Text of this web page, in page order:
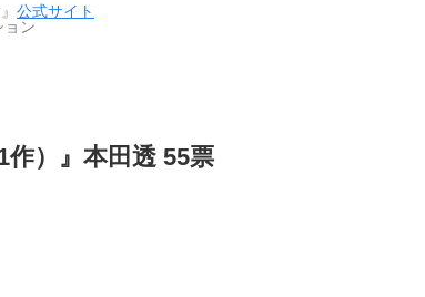
公式サイト
ョン
）』本田透 55票